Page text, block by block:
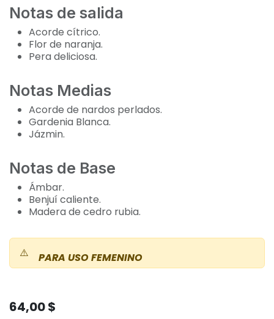
Notas de salida
Acorde cítrico.
Flor de naranja.
Pera deliciosa.
Notas Medias
Acorde de nardos perlados.
Gardenia Blanca.
Jázmin.
Notas de Base
Ámbar.
Benjuí caliente.
Madera de cedro rubia.
⚠️ PARA USO FEMENINO
64,00$